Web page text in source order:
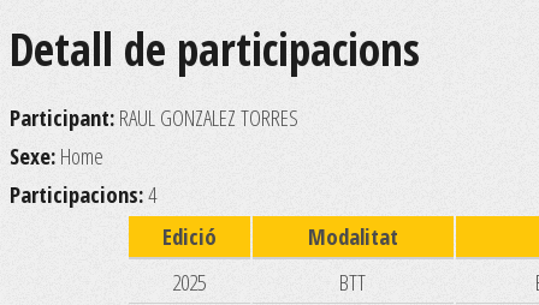
Detall de participacions
Participant: RAUL GONZALEZ TORRES
Sexe: Home
Participacions:4
Edició
Modalitat
2025
BTT